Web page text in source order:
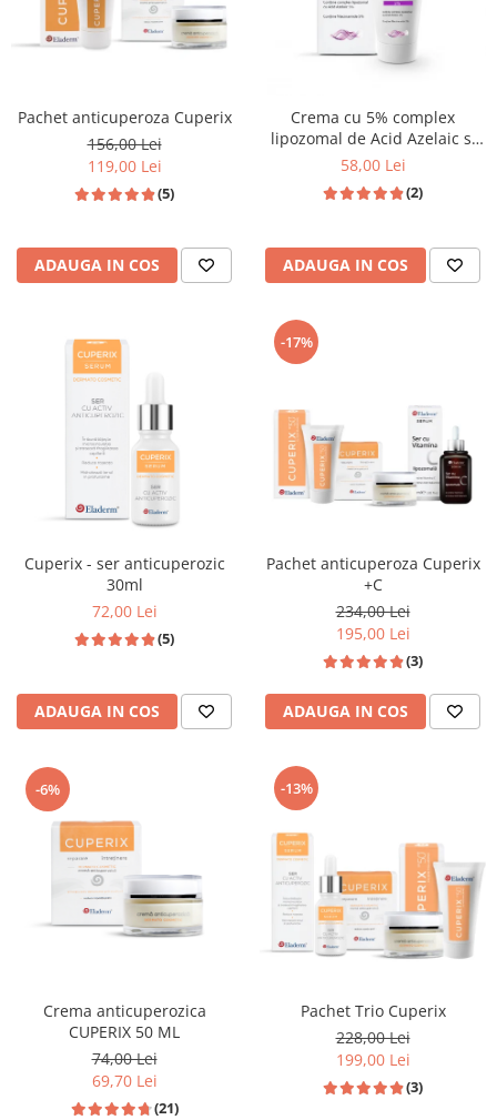
Pachet anticuperoza Cuperix
156,00 Lei
119,00 Lei
(5)
ADAUGA IN COS
Crema cu 5% complex
lipozomal de Acid Azelaic si
5% Niacinamida 50ml
58,00 Lei
(2)
ADAUGA IN COS
Cuperix - ser anticuperozic
30ml
72,00 Lei
(5)
ADAUGA IN COS
-17%
Pachet anticuperoza Cuperix
+C
234,00 Lei
195,00 Lei
(3)
ADAUGA IN COS
-6%
Crema anticuperozica
CUPERIX 50 ML
74,00 Lei
69,70 Lei
(21)
-13%
Pachet Trio Cuperix
228,00 Lei
199,00 Lei
(3)